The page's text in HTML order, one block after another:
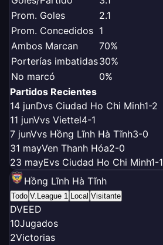
Prom. Goles
2.1
Prom. Concedidos 1
Ambos Marcan
70%
Porterías imbatidas30%
No marcó
0%
Partidos Recientes
14 junDvs Ciudad Ho Chi Minh1-2
11 junVvs Viettel4-1
7 junVvs Hồng Lĩnh Hà Tĩnh3-0
31 mayVen Thanh Hóa2-0
23 mayEvs Ciudad Ho Chi Minh1-1
Hồng Lĩnh Hà Tĩnh
Todo V.League 1 Local Visitante
DVEED
10Jugados
2Victorias